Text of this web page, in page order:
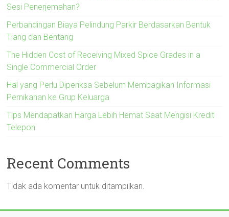
Sesi Penerjemahan?
Perbandingan Biaya Pelindung Parkir Berdasarkan Bentuk
Tiang dan Bentang
The Hidden Cost of Receiving Mixed Spice Grades in a
Single Commercial Order
Hal yang Perlu Diperiksa Sebelum Membagikan Informasi
Pernikahan ke Grup Keluarga
Tips Mendapatkan Harga Lebih Hemat Saat Mengisi Kredit
Telepon
Recent Comments
Tidak ada komentar untuk ditampilkan.